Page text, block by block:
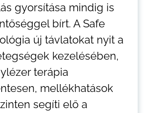
gyorsítása mindig is
bírt. A Safe
új távlatokat nyit a
kezelésében,
terápia
mellékhatások
segíti elő a